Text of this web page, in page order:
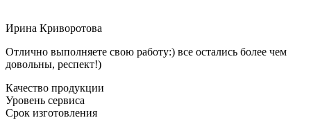
Ирина Криворотова
Отлично выполняете свою работу:) все остались более чем
довольны, респект!)
Качество продукции
Уровень сервиса
Срок изготовления